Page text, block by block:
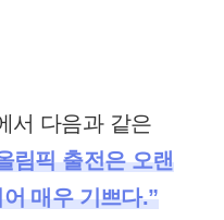
서 다음과 같은
림픽 출전은 오랜
매우 기쁘다.”